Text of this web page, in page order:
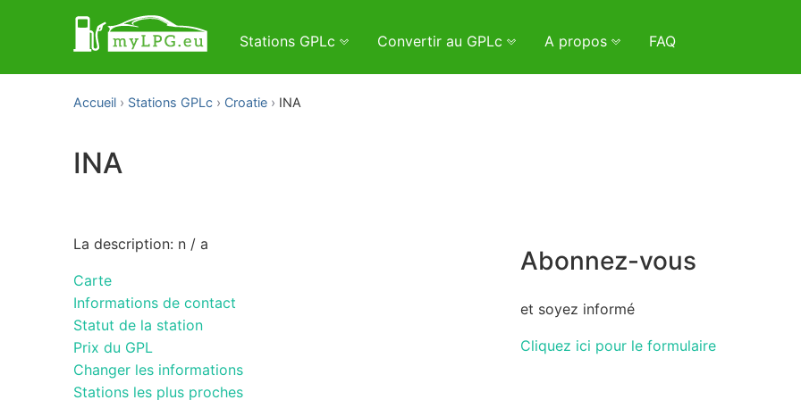
Stations GPLc Convertir au GPLc A propos FAQ
Accueil Stations GPLc Croatie INA
INA
La description: n / a
Carte
Informations de contact
Statut de la station
Prix du GPL
Changer les informations
Stations les plus proches
Abonnez-vous
et soyez informé
Cliquez ici pour le formulaire